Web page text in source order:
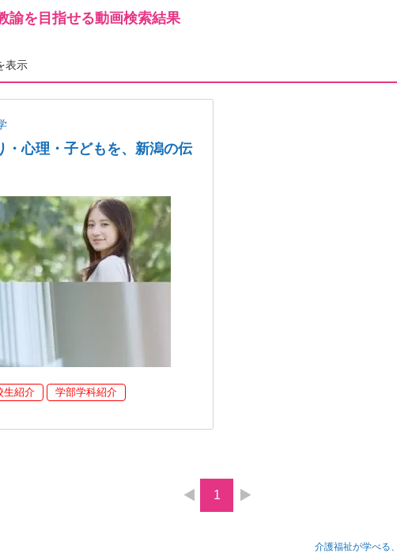
諭を目指せる動画検索結果
表示
・心理・子どもを、新潟の伝
生紹介 学部学科紹介
1
介護福祉が学べる